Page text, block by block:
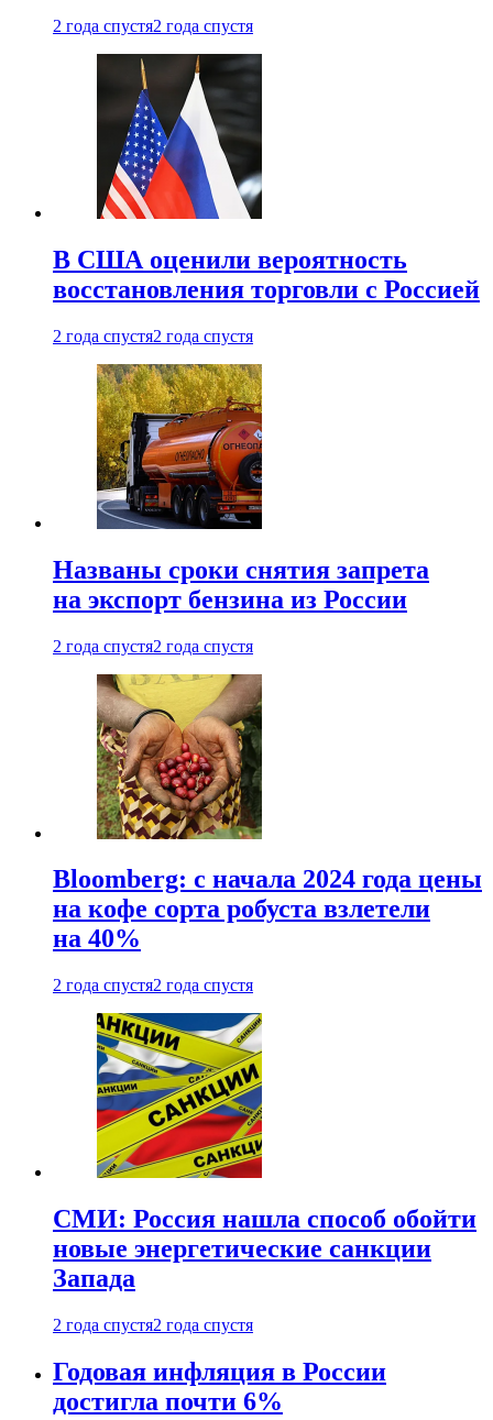
2 года спустя2 года спустя
В США оценили вероятность
восстановления торговли с Россией
2 года спустя2 года спустя
Названы сроки снятия запрета
на экспорт бензина из России
2 года спустя2 года спустя
Bloomberg: с начала 2024 года цены
на кофе сорта робуста взлетели
на 40%
2 года спустя2 года спустя
СМИ: Россия нашла способ обойти
новые энергетические санкции
Запада
2 года спустя2 года спустя
Годовая инфляция в России
достигла почти 6%